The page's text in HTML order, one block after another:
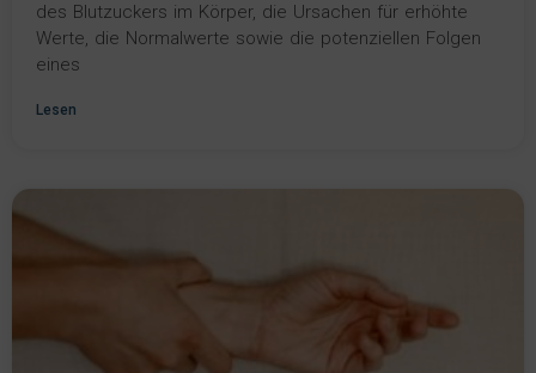
des Blutzuckers im Körper, die Ursachen für erhöhte
Werte, die Normalwerte sowie die potenziellen Folgen
eines
Lesen